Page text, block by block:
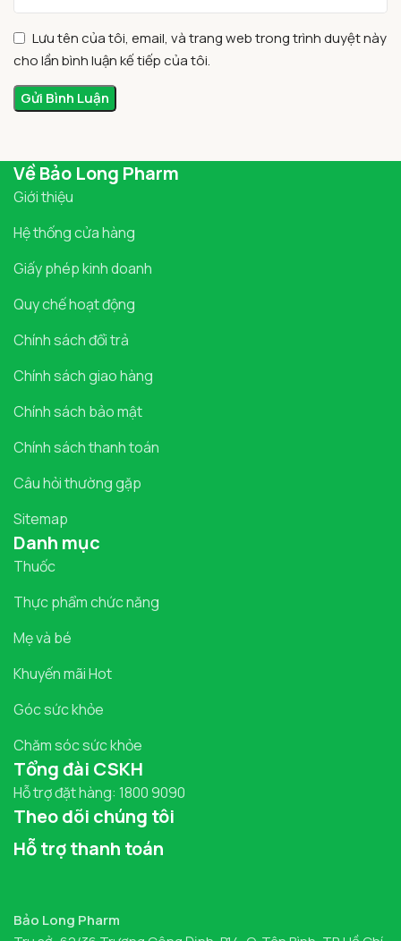
Lưu tên của tôi, email, và trang web trong trình duyệt này
cho lần bình luận kế tiếp của tôi.
Về Bảo Long Pharm
Giới thiệu
Hệ thống cửa hàng
Giấy phép kinh doanh
Quy chế hoạt động
Chính sách đổi trả
Chính sách giao hàng
Chính sách bảo mật
Chính sách thanh toán
Câu hỏi thường gặp
Sitemap
Danh mục
Thuốc
Thực phẩm chức năng
Mẹ và bé
Khuyến mãi Hot
Góc sức khỏe
Chăm sóc sức khỏe
Tổng đài CSKH
Hỗ trợ đặt hàng: 1800 9090
Theo dõi chúng tôi
Hỗ trợ thanh toán
Bảo Long Pharm